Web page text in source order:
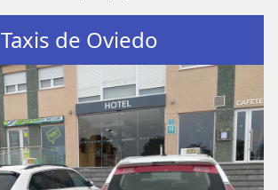
Taxis de Oviedo